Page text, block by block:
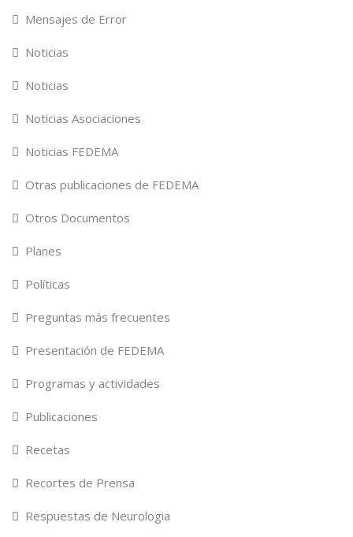
Mensajes de Error
Noticias
Noticias
Noticias Asociaciones
Noticias FEDEMA
Otras publicaciones de FEDEMA
Otros Documentos
Planes
Políticas
Preguntas más frecuentes
Presentación de FEDEMA
Programas y actividades
Publicaciones
Recetas
Recortes de Prensa
Respuestas de Neurologia